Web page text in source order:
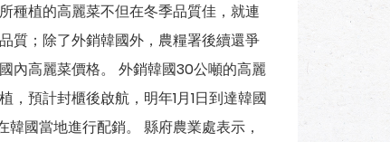
種植的高麗菜不但在冬季品質佳，就連
質；除了外銷韓國外，農糧署後續還爭
內高麗菜價格。 外銷韓國30公噸的高麗
預計封櫃後啟航，明年1月1日到達韓國
國當地進行配銷。 縣府農業處表示，